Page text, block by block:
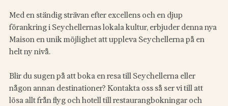
Med en ständig strävan efter excellens och en djup
förankring i Seychellernas lokala kultur, erbjuder denna nya
Maison en unik möjlighet att uppleva Seychellerna på en
helt ny nivå.
Blir du sugen på att boka en resa till Seychellerna eller
någon annan destinationer? Kontakta oss så ser vi till att
lösa allt från flyg och hotell till restaurangbokningar och